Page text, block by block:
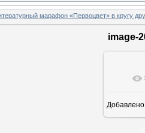
марафон «Первоцвет» в кругу
image-
В
Добавлено